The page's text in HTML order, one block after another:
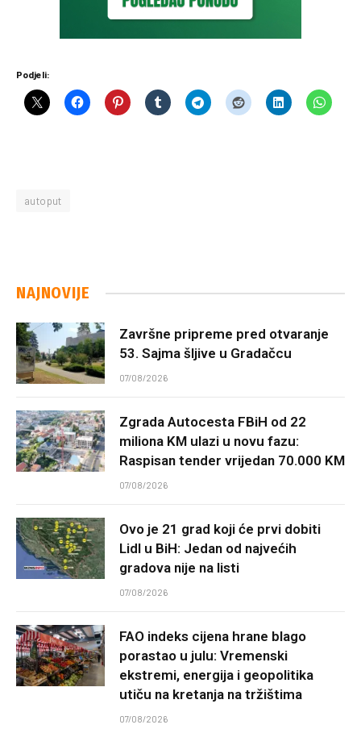
Podjeli:
autoput
NAJNOVIJE
Završne pripreme pred otvaranje
53. Sajma šljive u Gradačcu
07/08/2026
Zgrada Autocesta FBiH od 22
miliona KM ulazi u novu fazu:
Raspisan tender vrijedan 70.000 KM
07/08/2026
Ovo je 21 grad koji će prvi dobiti
Lidl u BiH: Jedan od najvećih
gradova nije na listi
07/08/2026
FAO indeks cijena hrane blago
porastao u julu: Vremenski
ekstremi, energija i geopolitika
utiču na kretanja na tržištima
07/08/2026